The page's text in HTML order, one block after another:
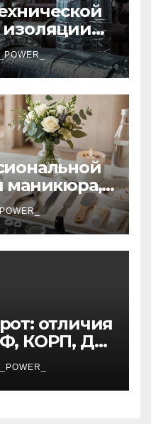
маникюра,
ногтей
отличия
КОРП, ДГУ